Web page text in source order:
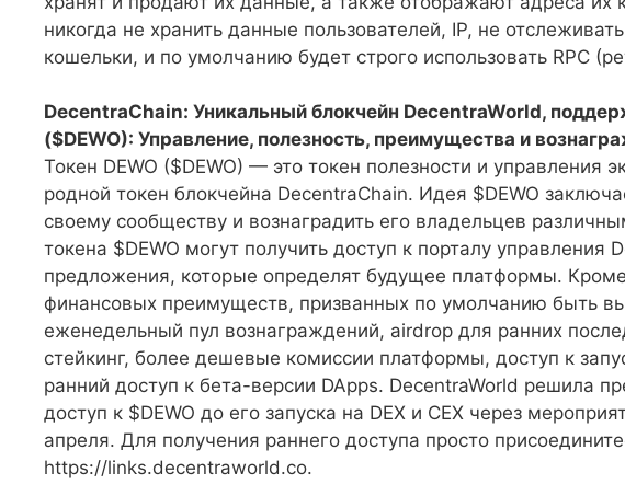
никогда не хранить данные пользователей, IP, не
кошельки, и по умолчанию будет строго использовать RPC
DecentraChain: Уникальный блокчейн DecentraWorld,
($DEWO): Управление, полезность, преимущества и
Токен DEWO ($DEWO) — это токен полезности и управления
родной токен блокчейна DecentraChain. Идея $DEWO
своему сообществу и вознаградить его владельцев
токена $DEWO могут получить доступ к порталу управления
предложения, которые определят будущее платформы.
финансовых преимуществ, призванных по умолчанию быть
еженедельный пул вознаграждений, airdrop для ранних
стейкинг, более дешевые комиссии платформы, доступ к
ранний доступ к бета-версии DApps. DecentraWorld решила
доступ к $DEWO до его запуска на DEX и CEX через
апреля. Для получения раннего доступа просто
https://links.decentraworld.co.